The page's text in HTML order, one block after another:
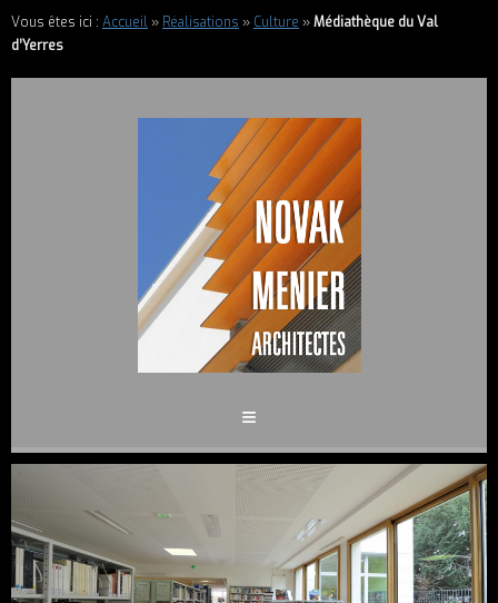
Vous êtes ici : Accueil» Réalisations » Culture »Médiathèque du Val
d’Yerres